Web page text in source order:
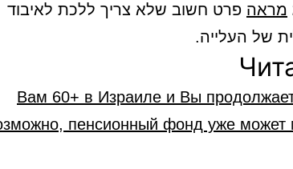
מראה פרט חשוב שלא צריך ללכת לאיבוד
של העלייה.
Вам 60+ в Израиле и Вы
пенсионный фонд уже может